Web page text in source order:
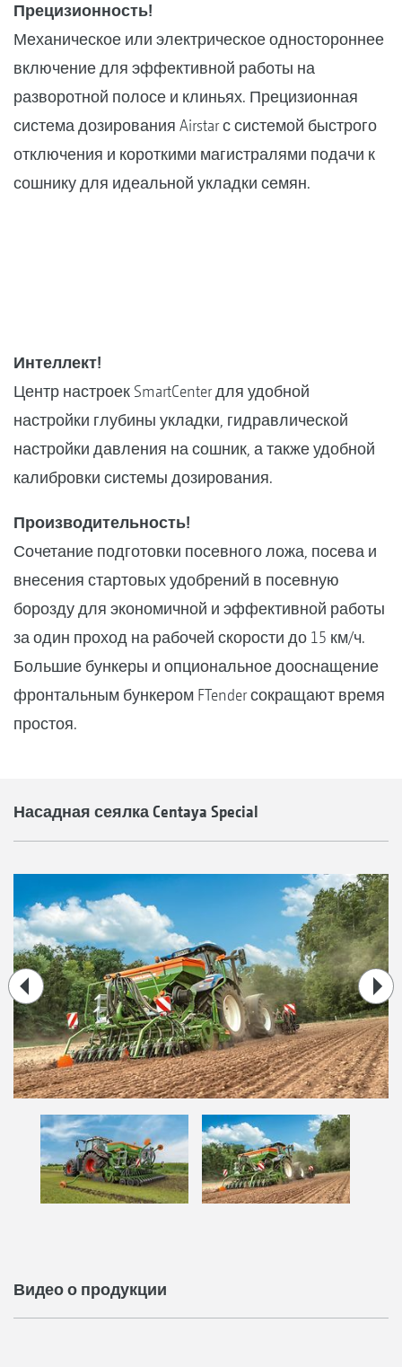
Прецизионность!
Механическое или электрическое одностороннее
включение для эффективной работы на
разворотной полосе и клиньях. Прецизионная
система дозирования Airstar с системой быстрого
отключения и короткими магистралями подачи к
сошнику для идеальной укладки семян.
Интеллект!
Центр настроек SmartCenter для удобной
настройки глубины укладки, гидравлической
настройки давления на сошник, а также удобной
калибровки системы дозирования.
Производительность!
Сочетание подготовки посевного ложа, посева и
внесения стартовых удобрений в посевную
борозду для экономичной и эффективной работы
за один проход на рабочей скорости до 15 км/ч.
Большие бункеры и опциональное дооснащение
фронтальным бункером FTender сокращают время
простоя.
Насадная сеялка Centaya Special
Видео о продукции